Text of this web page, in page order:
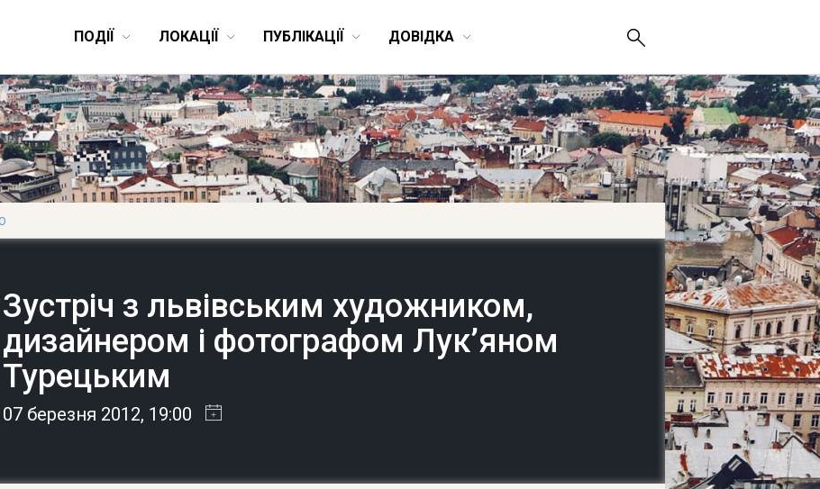
ПОДІЇ ЛОКАЦІЇ ПУБЛІКАЦІЇ ДОВІДКА
Зустріч з львівським художником,
дизайнером і фотографом Лук’яном
Турецьким
07 березня 2012, 19:00